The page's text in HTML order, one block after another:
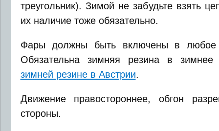
треугольник). Зимой не забудьте взять
их наличие тоже обязательно.
Фары должны быть включены в любое
Обязательна зимняя резина в
зимней резине в Австрии.
Движение правостороннее, обгон
стороны.